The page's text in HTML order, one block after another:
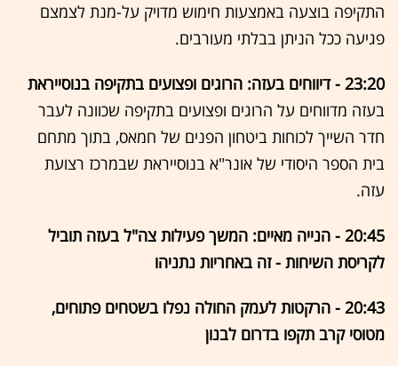
התקיפה בוצעה באמצעות חימוש מדויק על-מנת לצמצם
פגיעה ככל הניתן בבלתי מעורבים.
23:20 - דיווחים בעזה: הרוגים ופצועים בתקיפה בנוסייראת
בעזה מדווחים על הרוגים ופצועים בתקיפה שכוונה לעבר
חדר השייך לכוחות ביטחון הפנים של חמאס, בתוך מתחם
בית הספר היסודי של אונר"א בנוסייראת שבמרכז רצועת
עזה.
20:45 - הנייה מאיים: המשך פעילות צה"ל בעזה תוביל
לקריסת השיחות - זה באחריות נתניהו
20:43 - הרקטות לעמק החולה נפלו בשטחים פתוחים,
מטוסי קרב תקפו בדרום לבנון